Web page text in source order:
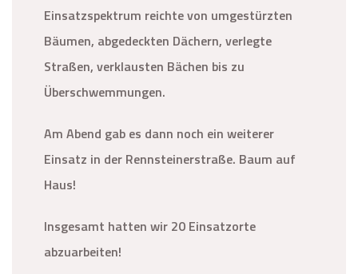
Einsatzspektrum reichte von umgestürzten
Bäumen, abgedeckten Dächern, verlegte
Straßen, verklausten Bächen bis zu
Überschwemmungen.
Am Abend gab es dann noch ein weiterer
Einsatz in der Rennsteinerstraße. Baum auf
Haus!
Insgesamt hatten wir 20 Einsatzorte
abzuarbeiten!